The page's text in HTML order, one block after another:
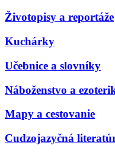
Životopisy a reportáže
Kuchárky
Učebnice a slovníky
Náboženstvo a
Mapy a cestovanie
Cudzojazyčná